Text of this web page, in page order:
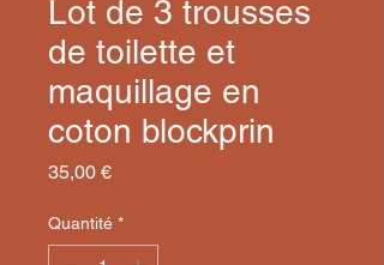
Lot de 3 trousses
de toilette et
maquillage en
coton blockprin
35,00 €Prix
Quantité *